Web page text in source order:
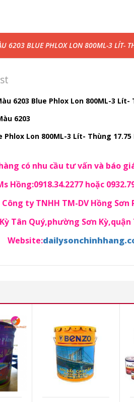
6203 BLUE PHLOX LON 800ML-3 LÍT-
6203 Blue Phlox Lon 800ML-3 Lít-
6203
Phlox Lon 800ML-3 Lít- Thùng
có nhu cầu tư vấn và báo
Hồng:0918.34.2277 hoặc
Công ty TNHH TM-DV Hồng Sơn
Tân Quý,phường Sơn Kỳ,quận
Website: